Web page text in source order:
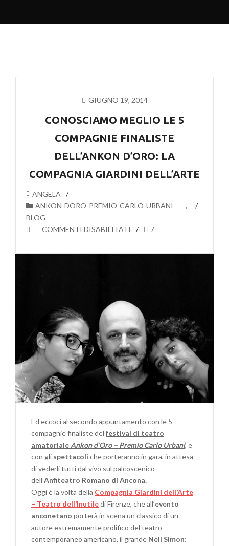
GIUGNO 19, 2014
CONOSCIAMO MEGLIO LE 5
COMPAGNIE FINALISTE
DELL’ANKON D’ORO: LA
COMPAGNIA GIARDINI DELL’ARTE
ANGELA
ANKON-DORO-PREMIO-CARLO-URBANI
,
BLOG
COMMENTI DISABILITATI
SU
MEGLIO
5
DELL’ANKON
D’ORO:
LA
COMPAGNIA
GIARDINI
DELL’ARTE
7
Ed eccoci al secondo appuntamento con le 5
compagnie finaliste del festival di teatro
amatoriale Ankon d’Oro – Premio Carlo Urbani, e
con gli spettacoli che porteranno in gara, in attesa
di vederli tutti dal vivo sul palcoscenico
dell’Anfiteatro Romano di Ancona.
Oggi è la volta della Compagnia Giardini dell’Arte
– Teatro dell’Inutiledi Firenze, che all’evento
anconetano porterà in scena un classico di un
autore estremamente prolifico del teatro
contemporaneo americano, il grande Neil Simon: